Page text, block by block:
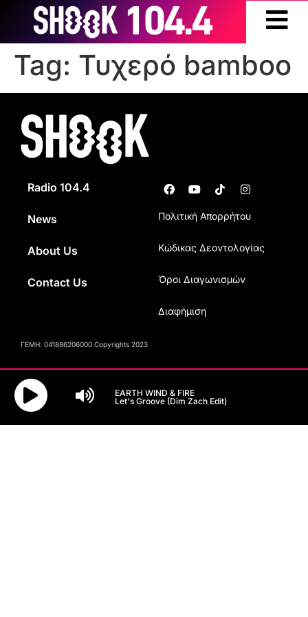
Tag: Τυχερό bamboo
Radio 104.4
News
About Us
Contact Us
Πολιτική Απορρήτου
Κώδικας Δεοντολογίας
Όροι Διαγωνισμών
Διαφήμιση
ΓΕΜΗ: 041886206000 Copyrights 2023
EARTH WIND & FIRE
Let's Groove (Dim Zach Edit)